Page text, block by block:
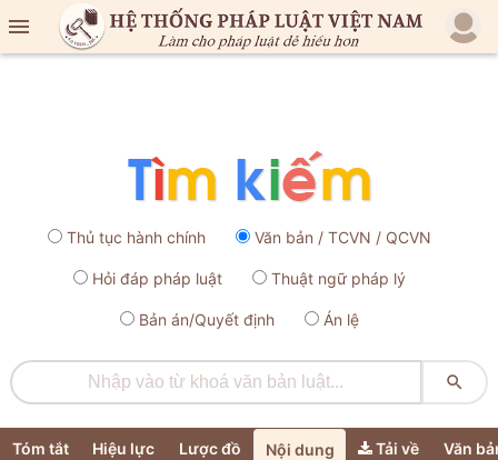

Thủ tục hành chính Văn bản / TCVN / QCVN
Hỏi đáp pháp luật Thuật ngữ pháp lý
Bản án/Quyết định Án lệ

Tóm tắt Hiệu lực Lược đồ Nội dung Tải về Văn